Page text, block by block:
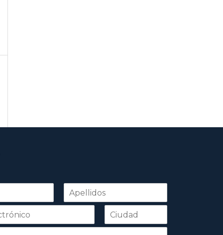
Apellidos